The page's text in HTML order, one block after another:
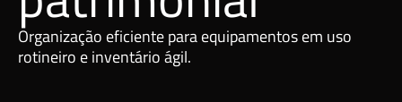
Organização eficiente para equipamentos em uso
rotineiro e inventário ágil.